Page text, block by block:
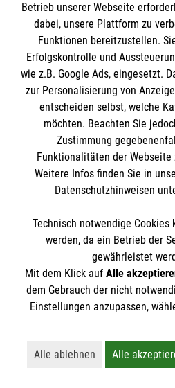
8 Erste-Hilfe-Mythen
Rund um das Thema
Mythen. Was stimmt?
klären auf.
Darauf müssen Sie
Betrieb unserer Webseite
dabei, unsere Plattform zu
Funktionen bereitzustellen.
Erfolgskontrolle und
wie z.B. Google Ads, eingesetzt.
zur Personalisierung von
entscheiden selbst, welche
möchten. Beachten Sie
Zustimmung
Funktionalitäten der
Weitere Infos finden Sie in
Datenschutzhinweisen
Technisch notwendige
werden, da ein Betrieb der
gewährleistet
Mit dem Klick auf Alle
dem Gebrauch der nicht
Einstellungen anzupassen,
Alle ablehnen
Lehnt alle nicht-
Alle